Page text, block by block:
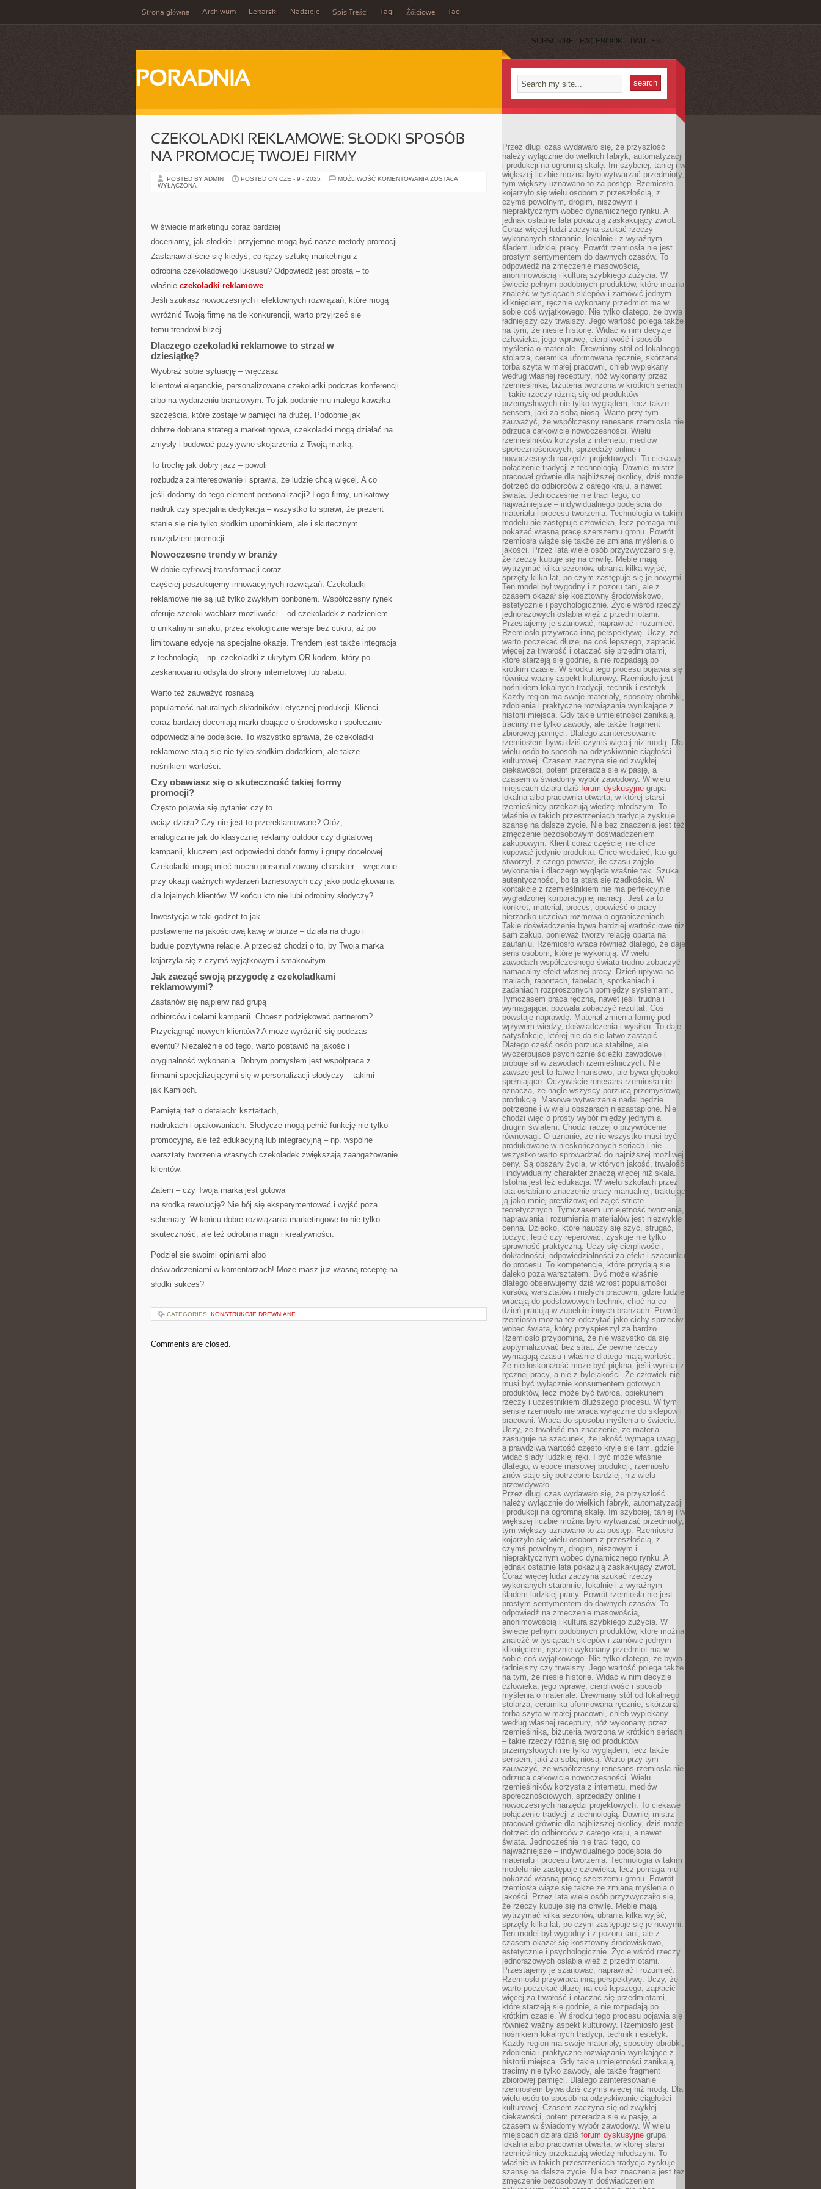
Strona główna Archiwum Lekarski Nadzieje Spis Treści Tagi Żółciowe Tagi
SUBSCRIBE FACEBOOK TWITTER
PORADNIA
CZEKOLADKI REKLAMOWE: SŁODKI SPOSÓB
NA PROMOCJĘ TWOJEJ FIRMY
POSTED BY ADMIN POSTED ON CZE - 9 - 2025 MOŻLIWOŚĆ KOMENTOWANIA CZEKOLADKI
ZOSTAŁA
WYŁĄCZONA
W świecie marketingu coraz bardziej
doceniamy, jak słodkie i przyjemne mogą być nasze metody promocji.
Zastanawialiście się kiedyś, co łączy sztukę marketingu z
odrobiną czekoladowego luksusu? Odpowiedź jest prosta – to
właśnie czekoladki reklamowe.
Jeśli szukasz nowoczesnych i efektownych rozwiązań, które mogą
wyróżnić Twoją firmę na tle konkurencji, warto przyjrzeć się
temu trendowi bliżej.
Dlaczego czekoladki reklamowe to strzał w
dziesiątkę?
Wyobraź sobie sytuację – wręczasz
klientowi eleganckie, personalizowane czekoladki podczas konferencji
albo na wydarzeniu branżowym. To jak podanie mu małego kawałka
szczęścia, które zostaje w pamięci na dłużej. Podobnie jak
dobrze dobrana strategia marketingowa, czekoladki mogą działać na
zmysły i budować pozytywne skojarzenia z Twoją marką.
To trochę jak dobry jazz – powoli
rozbudza zainteresowanie i sprawia, że ludzie chcą więcej. A co
jeśli dodamy do tego element personalizacji? Logo firmy, unikatowy
nadruk czy specjalna dedykacja – wszystko to sprawi, że prezent
stanie się nie tylko słodkim upominkiem, ale i skutecznym
narzędziem promocji.
Nowoczesne trendy w branży
W dobie cyfrowej transformacji coraz
częściej poszukujemy innowacyjnych rozwiązań. Czekoladki
reklamowe nie są już tylko zwykłym bonbonem. Współczesny rynek
oferuje szeroki wachlarz możliwości – od czekoladek z nadzieniem
o unikalnym smaku, przez ekologiczne wersje bez cukru, aż po
limitowane edycje na specjalne okazje. Trendem jest także integracja
z technologią – np. czekoladki z ukrytym QR kodem, który po
zeskanowaniu odsyła do strony internetowej lub rabatu.
Warto też zauważyć rosnącą
popularność naturalnych składników i etycznej produkcji. Klienci
coraz bardziej doceniają marki dbające o środowisko i społecznie
odpowiedzialne podejście. To wszystko sprawia, że czekoladki
reklamowe stają się nie tylko słodkim dodatkiem, ale także
nośnikiem wartości.
Czy obawiasz się o skuteczność takiej formy
promocji?
Często pojawia się pytanie: czy to
wciąż działa? Czy nie jest to przereklamowane? Otóż,
analogicznie jak do klasycznej reklamy outdoor czy digitalowej
kampanii, kluczem jest odpowiedni dobór formy i grupy docelowej.
Czekoladki mogą mieć mocno personalizowany charakter – wręczone
przy okazji ważnych wydarzeń biznesowych czy jako podziękowania
dla lojalnych klientów. W końcu kto nie lubi odrobiny słodyczy?
Inwestycja w taki gadżet to jak
postawienie na jakościową kawę w biurze – działa na długo i
buduje pozytywne relacje. A przecież chodzi o to, by Twoja marka
kojarzyła się z czymś wyjątkowym i smakowitym.
Jak zacząć swoją przygodę z czekoladkami
reklamowymi?
Zastanów się najpierw nad grupą
odbiorców i celami kampanii. Chcesz podziękować partnerom?
Przyciągnąć nowych klientów? A może wyróżnić się podczas
eventu? Niezależnie od tego, warto postawić na jakość i
oryginalność wykonania. Dobrym pomysłem jest współpraca z
firmami specjalizującymi się w personalizacji słodyczy – takimi
jak Kamloch.
Pamiętaj też o detalach: kształtach,
nadrukach i opakowaniach. Słodycze mogą pełnić funkcję nie tylko
promocyjną, ale też edukacyjną lub integracyjną – np. wspólne
warsztaty tworzenia własnych czekoladek zwiększają zaangażowanie
klientów.
Zatem – czy Twoja marka jest gotowa
na słodką rewolucję? Nie bój się eksperymentować i wyjść poza
schematy. W końcu dobre rozwiązania marketingowe to nie tylko
skuteczność, ale też odrobina magii i kreatywności.
Podziel się swoimi opiniami albo
doświadczeniami w komentarzach! Może masz już własną receptę na
słodki sukces?
CATEGORIES: KONSTRUKCJE DREWNIANE
Comments are closed.
Przez długi czas wydawało się, że przyszłość
należy wyłącznie do wielkich fabryk, automatyzacji
i produkcji na ogromną skalę. Im szybciej, taniej i w
większej liczbie można było wytwarzać przedmioty,
tym większy uznawano to za postęp. Rzemiosło
kojarzyło się wielu osobom z przeszłością, z
czymś powolnym, drogim, niszowym i
niepraktycznym wobec dynamicznego rynku. A
jednak ostatnie lata pokazują zaskakujący zwrot.
Coraz więcej ludzi zaczyna szukać rzeczy
wykonanych starannie, lokalnie i z wyraźnym
śladem ludzkiej pracy. Powrót rzemiosła nie jest
prostym sentymentem do dawnych czasów. To
odpowiedź na zmęczenie masowością,
anonimowością i kulturą szybkiego zużycia. W
świecie pełnym podobnych produktów, które można
znaleźć w tysiącach sklepów i zamówić jednym
kliknięciem, ręcznie wykonany przedmiot ma w
sobie coś wyjątkowego. Nie tylko dlatego, że bywa
ładniejszy czy trwalszy. Jego wartość polega także
na tym, że niesie historię. Widać w nim decyzje
człowieka, jego wprawę, cierpliwość i sposób
myślenia o materiale. Drewniany stół od lokalnego
stolarza, ceramika uformowana ręcznie, skórzana
torba szyta w małej pracowni, chleb wypiekany
według własnej receptury, nóż wykonany przez
rzemieślnika, biżuteria tworzona w krótkich seriach
– takie rzeczy różnią się od produktów
przemysłowych nie tylko wyglądem, lecz także
sensem, jaki za sobą niosą. Warto przy tym
zauważyć, że współczesny renesans rzemiosła nie
odrzuca całkowicie nowoczesności. Wielu
rzemieślników korzysta z internetu, mediów
społecznościowych, sprzedaży online i
nowoczesnych narzędzi projektowych. To ciekawe
połączenie tradycji z technologią. Dawniej mistrz
pracował głównie dla najbliższej okolicy, dziś może
dotrzeć do odbiorców z całego kraju, a nawet
świata. Jednocześnie nie traci tego, co
najważniejsze – indywidualnego podejścia do
materiału i procesu tworzenia. Technologia w takim
modelu nie zastępuje człowieka, lecz pomaga mu
pokazać własną pracę szerszemu gronu. Powrót
rzemiosła wiąże się także ze zmianą myślenia o
jakości. Przez lata wiele osób przyzwyczaiło się,
że rzeczy kupuje się na chwilę. Meble mają
wytrzymać kilka sezonów, ubrania kilka wyjść,
sprzęty kilka lat, po czym zastępuje się je nowymi.
Ten model był wygodny i z pozoru tani, ale z
czasem okazał się kosztowny środowiskowo,
estetycznie i psychologicznie. Życie wśród rzeczy
jednorazowych osłabia więź z przedmiotami.
Przestajemy je szanować, naprawiać i rozumieć.
Rzemiosło przywraca inną perspektywę. Uczy, że
warto poczekać dłużej na coś lepszego, zapłacić
więcej za trwałość i otaczać się przedmiotami,
które starzeją się godnie, a nie rozpadają po
krótkim czasie. W środku tego procesu pojawia się
również ważny aspekt kulturowy. Rzemiosło jest
nośnikiem lokalnych tradycji, technik i estetyk.
Każdy region ma swoje materiały, sposoby obróbki,
zdobienia i praktyczne rozwiązania wynikające z
historii miejsca. Gdy takie umiejętności zanikają,
tracimy nie tylko zawody, ale także fragment
zbiorowej pamięci. Dlatego zainteresowanie
rzemiosłem bywa dziś czymś więcej niż modą. Dla
wielu osób to sposób na odzyskiwanie ciągłości
kulturowej. Czasem zaczyna się od zwykłej
ciekawości, potem przeradza się w pasję, a
czasem w świadomy wybór zawodowy. W wielu
miejscach działa dziś forum dyskusyjne grupa
lokalna albo pracownia otwarta, w której starsi
rzemieślnicy przekazują wiedzę młodszym. To
właśnie w takich przestrzeniach tradycja zyskuje
szansę na dalsze życie. Nie bez znaczenia jest też
zmęczenie bezosobowym doświadczeniem
zakupowym. Klient coraz częściej nie chce
kupować jedynie produktu. Chce wiedzieć, kto go
stworzył, z czego powstał, ile czasu zajęło
wykonanie i dlaczego wygląda właśnie tak. Szuka
autentyczności, bo ta stała się rzadkością. W
kontakcie z rzemieślnikiem nie ma perfekcyjnie
wygładzonej korporacyjnej narracji. Jest za to
konkret, materiał, proces, opowieść o pracy i
nierzadko uczciwa rozmowa o ograniczeniach.
Takie doświadczenie bywa bardziej wartościowe niż
sam zakup, ponieważ tworzy relację opartą na
zaufaniu. Rzemiosło wraca również dlatego, że daje
sens osobom, które je wykonują. W wielu
zawodach współczesnego świata trudno zobaczyć
namacalny efekt własnej pracy. Dzień upływa na
mailach, raportach, tabelach, spotkaniach i
zadaniach rozproszonych pomiędzy systemami.
Tymczasem praca ręczna, nawet jeśli trudna i
wymagająca, pozwala zobaczyć rezultat. Coś
powstaje naprawdę. Materiał zmienia formę pod
wpływem wiedzy, doświadczenia i wysiłku. To daje
satysfakcję, której nie da się łatwo zastąpić.
Dlatego część osób porzuca stabilne, ale
wyczerpujące psychicznie ścieżki zawodowe i
próbuje sił w zawodach rzemieślniczych. Nie
zawsze jest to łatwe finansowo, ale bywa głęboko
spełniające. Oczywiście renesans rzemiosła nie
oznacza, że nagle wszyscy porzucą przemysłową
produkcję. Masowe wytwarzanie nadal będzie
potrzebne i w wielu obszarach niezastąpione. Nie
chodzi więc o prosty wybór między jednym a
drugim światem. Chodzi raczej o przywrócenie
równowagi. O uznanie, że nie wszystko musi być
produkowane w nieskończonych seriach i nie
wszystko warto sprowadzać do najniższej możliwej
ceny. Są obszary życia, w których jakość, trwałość
i indywidualny charakter znaczą więcej niż skala.
Istotna jest też edukacja. W wielu szkołach przez
lata osłabiano znaczenie pracy manualnej, traktując
ją jako mniej prestiżową od zajęć stricte
teoretycznych. Tymczasem umiejętność tworzenia,
naprawiania i rozumienia materiałów jest niezwykle
cenna. Dziecko, które nauczy się szyć, strugać,
toczyć, lepić czy reperować, zyskuje nie tylko
sprawność praktyczną. Uczy się cierpliwości,
dokładności, odpowiedzialności za efekt i szacunku
do procesu. To kompetencje, które przydają się
daleko poza warsztatem. Być może właśnie
dlatego obserwujemy dziś wzrost popularności
kursów, warsztatów i małych pracowni, gdzie ludzie
wracają do podstawowych technik, choć na co
dzień pracują w zupełnie innych branżach. Powrót
rzemiosła można też odczytać jako cichy sprzeciw
wobec świata, który przyspieszył za bardzo.
Rzemiosło przypomina, że nie wszystko da się
zoptymalizować bez strat. Że pewne rzeczy
wymagają czasu i właśnie dlatego mają wartość.
Że niedoskonałość może być piękna, jeśli wynika z
ręcznej pracy, a nie z bylejakości. Że człowiek nie
musi być wyłącznie konsumentem gotowych
produktów, lecz może być twórcą, opiekunem
rzeczy i uczestnikiem dłuższego procesu. W tym
sensie rzemiosło nie wraca wyłącznie do sklepów i
pracowni. Wraca do sposobu myślenia o świecie.
Uczy, że trwałość ma znaczenie, że materia
zasługuje na szacunek, że jakość wymaga uwagi,
a prawdziwa wartość często kryje się tam, gdzie
widać ślady ludzkiej ręki. I być może właśnie
dlatego, w epoce masowej produkcji, rzemiosło
znów staje się potrzebne bardziej, niż wielu
przewidywało.
Przez długi czas wydawało się, że przyszłość
należy wyłącznie do wielkich fabryk, automatyzacji
i produkcji na ogromną skalę. Im szybciej, taniej i w
większej liczbie można było wytwarzać przedmioty,
tym większy uznawano to za postęp. Rzemiosło
kojarzyło się wielu osobom z przeszłością, z
czymś powolnym, drogim, niszowym i
niepraktycznym wobec dynamicznego rynku. A
jednak ostatnie lata pokazują zaskakujący zwrot.
Coraz więcej ludzi zaczyna szukać rzeczy
wykonanych starannie, lokalnie i z wyraźnym
śladem ludzkiej pracy. Powrót rzemiosła nie jest
prostym sentymentem do dawnych czasów. To
odpowiedź na zmęczenie masowością,
anonimowością i kulturą szybkiego zużycia. W
świecie pełnym podobnych produktów, które można
znaleźć w tysiącach sklepów i zamówić jednym
kliknięciem, ręcznie wykonany przedmiot ma w
sobie coś wyjątkowego. Nie tylko dlatego, że bywa
ładniejszy czy trwalszy. Jego wartość polega także
na tym, że niesie historię. Widać w nim decyzje
człowieka, jego wprawę, cierpliwość i sposób
myślenia o materiale. Drewniany stół od lokalnego
stolarza, ceramika uformowana ręcznie, skórzana
torba szyta w małej pracowni, chleb wypiekany
według własnej receptury, nóż wykonany przez
rzemieślnika, biżuteria tworzona w krótkich seriach
– takie rzeczy różnią się od produktów
przemysłowych nie tylko wyglądem, lecz także
sensem, jaki za sobą niosą. Warto przy tym
zauważyć, że współczesny renesans rzemiosła nie
odrzuca całkowicie nowoczesności. Wielu
rzemieślników korzysta z internetu, mediów
społecznościowych, sprzedaży online i
nowoczesnych narzędzi projektowych. To ciekawe
połączenie tradycji z technologią. Dawniej mistrz
pracował głównie dla najbliższej okolicy, dziś może
dotrzeć do odbiorców z całego kraju, a nawet
świata. Jednocześnie nie traci tego, co
najważniejsze – indywidualnego podejścia do
materiału i procesu tworzenia. Technologia w takim
modelu nie zastępuje człowieka, lecz pomaga mu
pokazać własną pracę szerszemu gronu. Powrót
rzemiosła wiąże się także ze zmianą myślenia o
jakości. Przez lata wiele osób przyzwyczaiło się,
że rzeczy kupuje się na chwilę. Meble mają
wytrzymać kilka sezonów, ubrania kilka wyjść,
sprzęty kilka lat, po czym zastępuje się je nowymi.
Ten model był wygodny i z pozoru tani, ale z
czasem okazał się kosztowny środowiskowo,
estetycznie i psychologicznie. Życie wśród rzeczy
jednorazowych osłabia więź z przedmiotami.
Przestajemy je szanować, naprawiać i rozumieć.
Rzemiosło przywraca inną perspektywę. Uczy, że
warto poczekać dłużej na coś lepszego, zapłacić
więcej za trwałość i otaczać się przedmiotami,
które starzeją się godnie, a nie rozpadają po
krótkim czasie. W środku tego procesu pojawia się
również ważny aspekt kulturowy. Rzemiosło jest
nośnikiem lokalnych tradycji, technik i estetyk.
Każdy region ma swoje materiały, sposoby obróbki,
zdobienia i praktyczne rozwiązania wynikające z
historii miejsca. Gdy takie umiejętności zanikają,
tracimy nie tylko zawody, ale także fragment
zbiorowej pamięci. Dlatego zainteresowanie
rzemiosłem bywa dziś czymś więcej niż modą. Dla
wielu osób to sposób na odzyskiwanie ciągłości
kulturowej. Czasem zaczyna się od zwykłej
ciekawości, potem przeradza się w pasję, a
czasem w świadomy wybór zawodowy. W wielu
miejscach działa dziś forum dyskusyjne grupa
lokalna albo pracownia otwarta, w której starsi
rzemieślnicy przekazują wiedzę młodszym. To
właśnie w takich przestrzeniach tradycja zyskuje
szansę na dalsze życie. Nie bez znaczenia jest też
zmęczenie bezosobowym doświadczeniem